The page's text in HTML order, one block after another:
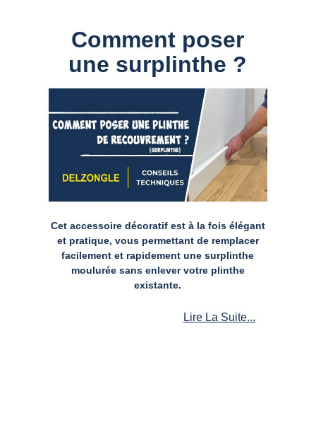
Comment poser
une surplinthe ?
Cet accessoire décoratif est à la fois élégant
et pratique, vous permettant de remplacer
facilement et rapidement une surplinthe
moulurée sans enlever votre plinthe
existante.
Lire La Suite...